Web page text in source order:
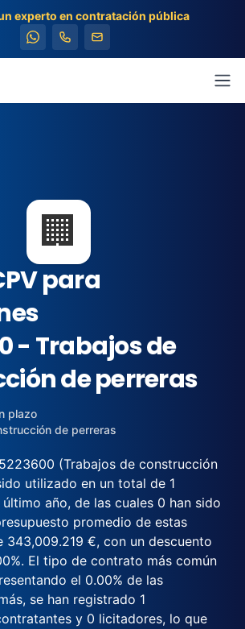
experto en contratación pública
🏢
para
- Trabajos de
de perreras
plazo
de perreras
(Trabajos de construcción
utilizado en un total de 1
año, de las cuales 0 han sido
promedio de estas
343,009.219 €, con un descuento
El tipo de contrato más común
el 0.00% de las
se han registrado 1
y 0 licitadores, lo que